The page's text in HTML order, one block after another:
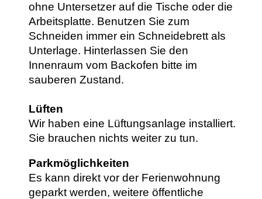
ohne Untersetzer auf die Tische oder die
Arbeitsplatte. Benutzen Sie zum
Schneiden immer ein Schneidebrett als
Unterlage. Hinterlassen Sie den
Innenraum vom Backofen bitte im
sauberen Zustand.
Lüften
Wir haben eine Lüftungsanlage installiert.
Sie brauchen nichts weiter zu tun.
Parkmöglichkeiten
Es kann direkt vor der Ferienwohnung
geparkt werden, weitere öffentliche